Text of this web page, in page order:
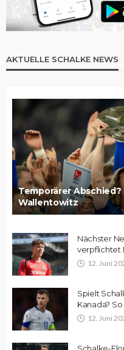
AKTUELLE SCHALKE NEWS
Temporärer
Wallentowitz
Nächster
verpflichtet
12. Juni
Spielt
Kanada?
12. Juni